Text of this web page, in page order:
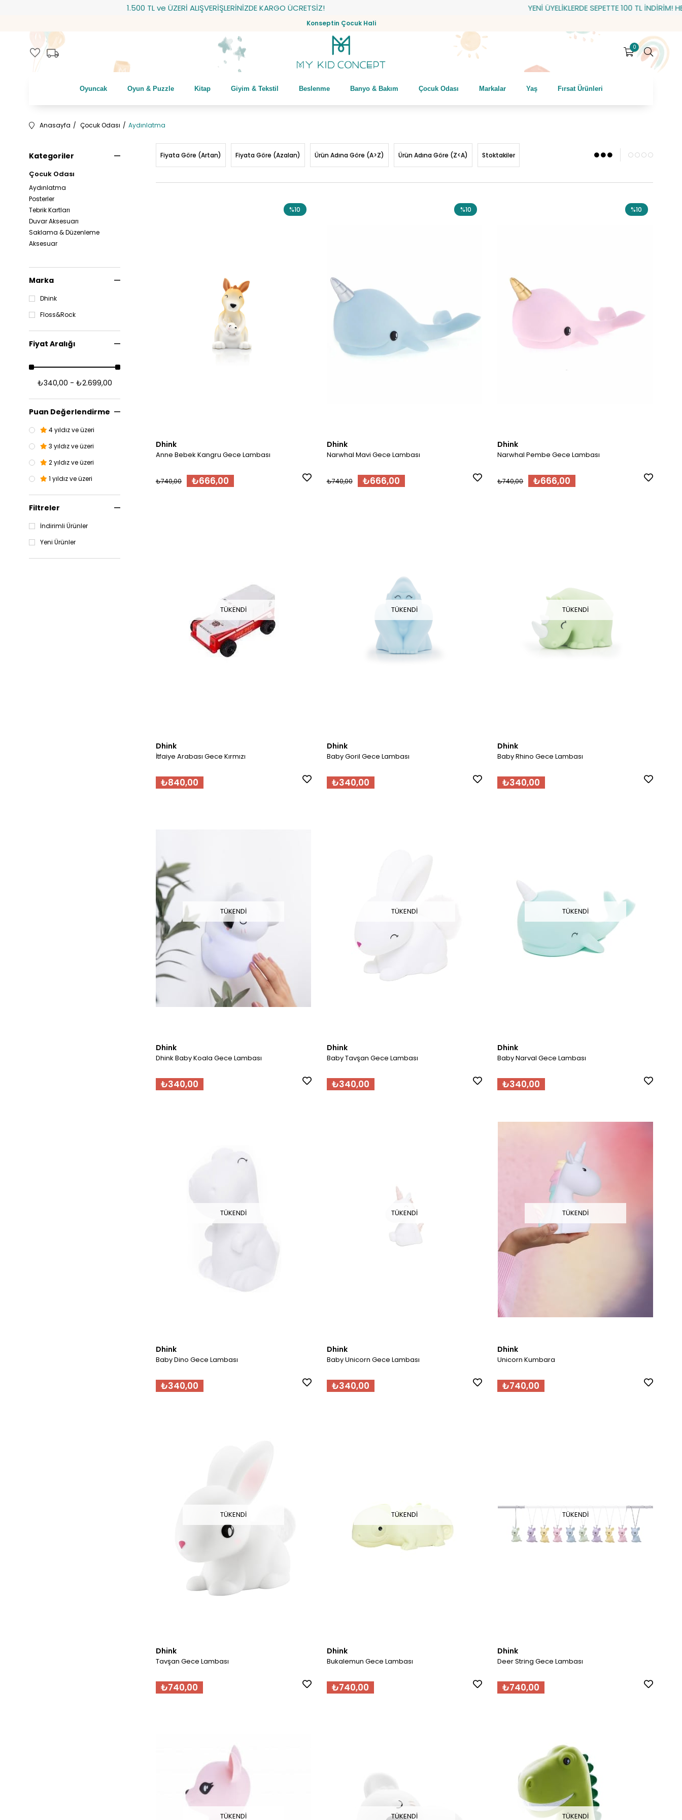
1.500 TL ve ÜZERİ ALIŞVERİŞLERİNİZDE KARGO ÜCRETSİZ! YENİ ÜYELİKLERDE SEPETTE 100 TL İNDİRİM! HEDİYE
Konseptin Çocuk Hali
favorite local_shipping 0
Oyuncak Oyun & Puzzle Kitap Giyim & Tekstil Beslenme Banyo & Bakım Çocuk Odası Markalar Yaş Fırsat Ürünleri
Anasayfa Çocuk Odası Aydınlatma
Kategoriler
Çocuk Odası
Aydınlatma
Posterler
Tebrik Kartları
Duvar Aksesuarı
Saklama & Düzenleme
Aksesuar
Marka
Dhink
Floss&Rock
Fiyat Aralığı
₺340,00 - ₺2.699,00
Puan Değerlendirme
4 yıldız ve üzeri
3 yıldız ve üzeri
2 yıldız ve üzeri
1 yıldız ve üzeri
Filtreler
İndirimli Ürünler
Yeni Ürünler
Fiyata Göre (Artan) Fiyata Göre (Azalan) Ürün Adına Göre (A>Z) Ürün Adına Göre (Z<A) Stoktakiler
Dhink
Anne Bebek Kangru Gece Lambası
₺666,00
₺740,00
%10
Dhink
Narwhal Mavi Gece Lambası
₺666,00
₺740,00
%10
Dhink
Narwhal Pembe Gece Lambası
₺666,00
₺740,00
%10
TÜKENDI
Dhink
İtfaiye Arabası Gece Kırmızı
₺840,00
TÜKENDI
Dhink
Baby Goril Gece Lambası
₺340,00
TÜKENDI
Dhink
Baby Rhino Gece Lambası
₺340,00
TÜKENDI
Dhink
Dhink Baby Koala Gece Lambası
₺340,00
TÜKENDI
Dhink
Baby Tavşan Gece Lambası
₺340,00
TÜKENDI
Dhink
Baby Narval Gece Lambası
₺340,00
TÜKENDI
Dhink
Baby Dino Gece Lambası
₺340,00
TÜKENDI
Dhink
Baby Unicorn Gece Lambası
₺340,00
TÜKENDI
Dhink
Unicorn Kumbara
₺740,00
TÜKENDI
Dhink
Tavşan Gece Lambası
₺740,00
TÜKENDI
Dhink
Bukalemun Gece Lambası
₺740,00
TÜKENDI
Dhink
Deer String Gece Lambası
₺740,00
TÜKENDI TÜKENDI TÜKENDI